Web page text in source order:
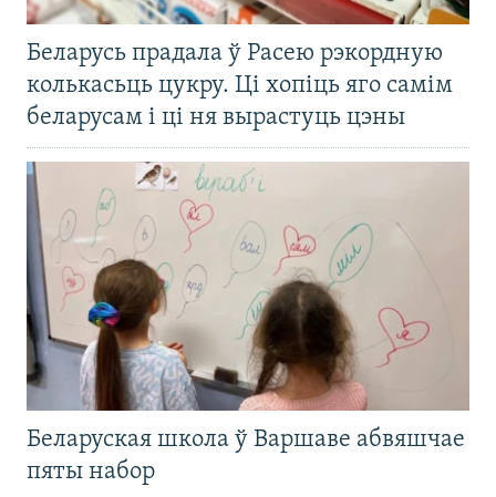
Беларусь прадала ў Расею рэкордную
колькасьць цукру. Ці хопіць яго самім
беларусам і ці ня вырастуць цэны
Беларуская школа ў Варшаве абвяшчае
пяты набор